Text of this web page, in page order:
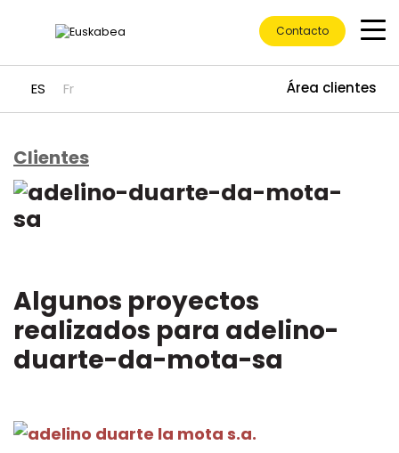
Ir directamente al contenido
ES Fr Área clientes
Contacto
Clientes
Algunos proyectos
realizados para adelino-
duarte-da-mota-sa